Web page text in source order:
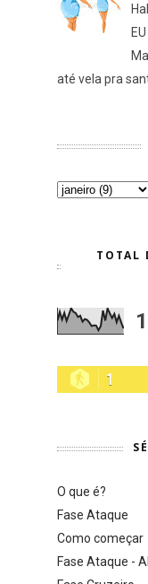
até vela pra
TOTAL
1
O que é?
Fase Ataque
Como começar
Fase Ataque -